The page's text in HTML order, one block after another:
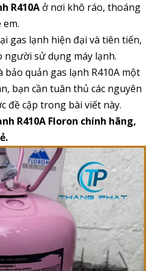
R410A ở nơi khô ráo, thoáng
gas lạnh hiện đại và tiên tiến,
người sử dụng máy lạnh.
quản gas lạnh R410A một
bạn cần tuân thủ các nguyên
đề cập trong bài viết này.
R410A Floron chính hãng,